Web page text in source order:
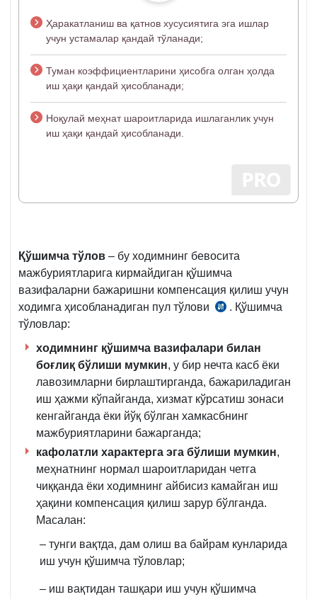
Ҳаракатланиш ва қатнов хусусиятига эга ишлар
учун устамалар қандай тўланади;
Туман коэффициентларини ҳисобга олган ҳолда
иш ҳақи қандай ҳисобланади;
Ноқулай меҳнат шароитларида ишлаганлик учун
иш ҳақи қандай ҳисобланади.
Қўшимча тўлов – бу ходимнинг бевосита
мажбуриятларига кирмайдиган қўшимча
вазифаларни бажаришни компенсация қилиш учун
ходимга ҳисобланадиган пул тўлови
МК
м.
5-
қ.
. Қўшимча
тўловлар:
ходимнинг қўшимча вазифалари билан
боғлиқ бўлиши мумкин, у бир нечта касб ёки
лавозимларни бирлаштирганда, бажариладиган
иш ҳажми кўпайганда, хизмат кўрсатиш зонаси
кенгайганда ёки йўқ бўлган хамкасбнинг
мажбуриятларини бажарганда;
кафолатли характерга эга бўлиши мумкин,
меҳнатнинг нормал шароитларидан четга
чиққанда ёки ходимнинг айбисиз камайган иш
ҳақини компенсация қилиш зарур бўлганда.
Масалан:
– тунги вақтда, дам олиш ва байрам кунларида
иш учун қўшимча тўловлар;
– иш вақтидан ташқари иш учун қўшимча